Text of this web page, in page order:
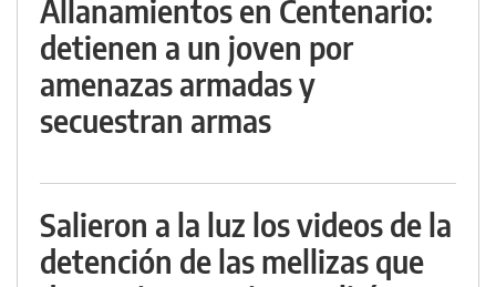
Allanamientos en Centenario:
detienen a un joven por
amenazas armadas y
secuestran armas
Salieron a la luz los videos de la
detención de las mellizas que